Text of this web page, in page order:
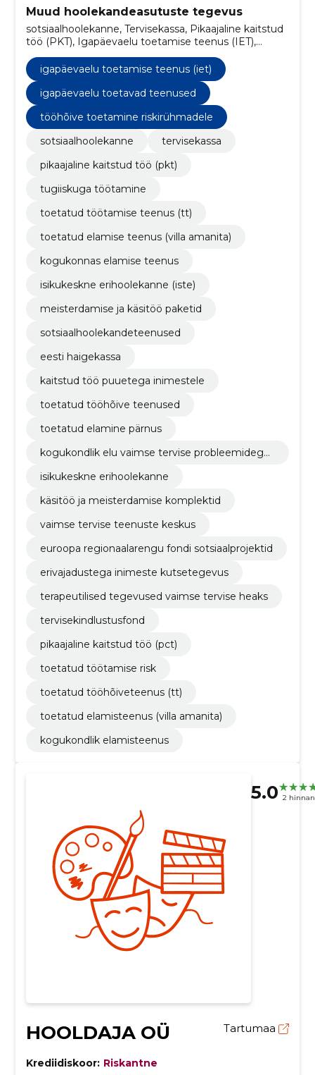
Muud hoolekandeasutuste tegevus
sotsiaalhoolekanne, Tervisekassa, Pikaajaline kaitstud
töö (PKT), Igapäevaelu toetamise teenus (IET),
(TT), Toetatud elamise teenus (Villa Amanita),
Kogukonnas elamise teenus, Isikukeskne
erihoolekanne (ISTE), Meisterdamise ja käsitöö
paketid
igapäevaelu toetamise teenus (iet)
igapäevaelu toetavad teenused
tööhõive toetamine riskirühmadele
sotsiaalhoolekanne
tervisekassa
pikaajaline kaitstud töö (pkt)
tugiiskuga töötamine
toetatud töötamise teenus (tt)
toetatud elamise teenus (villa amanita)
kogukonnas elamise teenus
isikukeskne erihoolekanne (iste)
meisterdamise ja käsitöö paketid
sotsiaalhoolekandeteenused
eesti haigekassa
kaitstud töö puuetega inimestele
toetatud tööhõive teenused
toetatud elamine pärnus
kogukondlik elu vaimse tervise probleemidega i
isikukeskne erihoolekanne
käsitöö ja meisterdamise komplektid
vaimse tervise teenuste keskus
euroopa regionaalarengu fondi sotsiaalprojektid
erivajadustega inimeste kutsetegevus
terapeutilised tegevused vaimse tervise heaks
tervisekindlustusfond
pikaajaline kaitstud töö (pct)
toetatud töötamise risk
toetatud tööhõiveteenus (tt)
toetatud elamisteenus (villa amanita)
kogukondlik elamisteenus
5.0 2
HOOLDAJA OÜ Tartumaa
Krediidiskoor: Riskantne